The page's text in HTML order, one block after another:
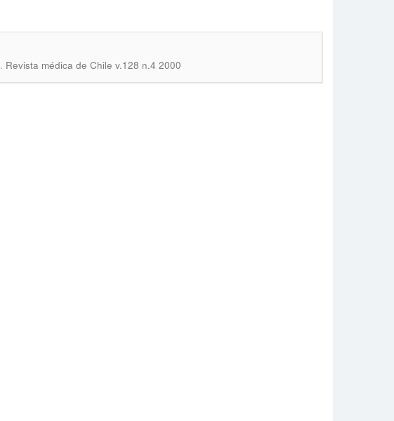
. Revista médica de Chile v.128 n.4 2000